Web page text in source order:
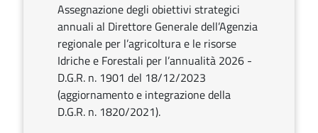
Assegnazione degli obiettivi strategici
annuali al Direttore Generale dell’Agenzia
regionale per l’agricoltura e le risorse
Idriche e Forestali per l’annualità 2026 -
D.G.R. n. 1901 del 18/12/2023
(aggiornamento e integrazione della
D.G.R. n. 1820/2021).